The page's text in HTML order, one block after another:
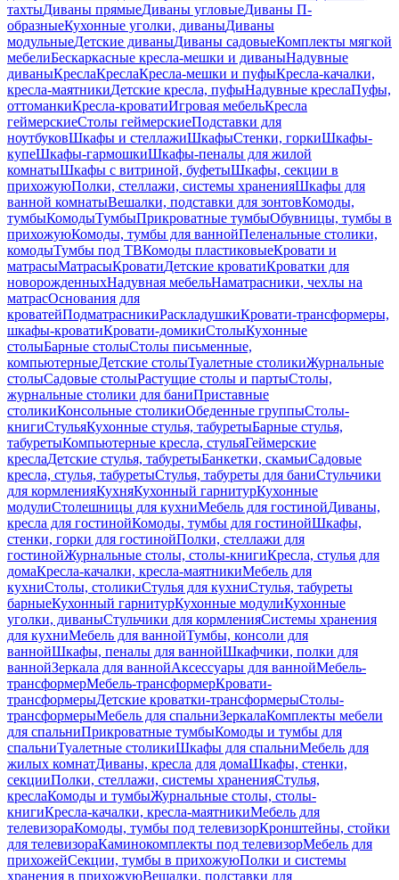
тахтыДиваны прямыеДиваны угловыеДиваны П-
образныеКухонные уголки, диваныДиваны
модульныеДетские диваныДиваны садовыеКомплекты мягкой
мебелиБескаркасные кресла-мешки и диваныНадувные
диваныКреслаКреслаКресла-мешки и пуфыКресла-качалки,
кресла-маятникиДетские кресла, пуфыНадувные креслаПуфы,
оттоманкиКресла-кроватиИгровая мебельКресла
геймерскиеСтолы геймерскиеПодставки для
ноутбуковШкафы и стеллажиШкафыСтенки, горкиШкафы-
купеШкафы-гармошкиШкафы-пеналы для жилой
комнатыШкафы с витриной, буфетыШкафы, секции в
прихожуюПолки, стеллажи, системы храненияШкафы для
ванной комнатыВешалки, подставки для зонтовКомоды,
тумбыКомодыТумбыПрикроватные тумбыОбувницы, тумбы в
прихожуюКомоды, тумбы для ваннойПеленальные столики,
комодыТумбы под ТВКомоды пластиковыеКровати и
матрасыМатрасыКроватиДетские кроватиКроватки для
новорожденныхНадувная мебельНаматрасники, чехлы на
матрасОснования для
кроватейПодматрасникиРаскладушкиКровати-трансформеры,
шкафы-кроватиКровати-домикиСтолыКухонные
столыБарные столыСтолы письменные,
компьютерныеДетские столыТуалетные столикиЖурнальные
столыСадовые столыРастущие столы и партыСтолы,
журнальные столики для баниПриставные
столикиКонсольные столикиОбеденные группыСтолы-
книгиСтульяКухонные стулья, табуретыБарные стулья,
табуретыКомпьютерные кресла, стульяГеймерские
креслаДетские стулья, табуретыБанкетки, скамьиСадовые
кресла, стулья, табуретыСтулья, табуреты для баниСтульчики
для кормленияКухняКухонный гарнитурКухонные
модулиСтолешницы для кухниМебель для гостинойДиваны,
кресла для гостинойКомоды, тумбы для гостинойШкафы,
стенки, горки для гостинойПолки, стеллажи для
гостинойЖурнальные столы, столы-книгиКресла, стулья для
домаКресла-качалки, кресла-маятникиМебель для
кухниСтолы, столикиСтулья для кухниСтулья, табуреты
барныеКухонный гарнитурКухонные модулиКухонные
уголки, диваныСтульчики для кормленияСистемы хранения
для кухниМебель для ваннойТумбы, консоли для
ваннойШкафы, пеналы для ваннойШкафчики, полки для
ваннойЗеркала для ваннойАксессуары для ваннойМебель-
трансформерМебель-трансформерКровати-
трансформерыДетские кроватки-трансформерыСтолы-
трансформерыМебель для спальниЗеркалаКомплекты мебели
для спальниПрикроватные тумбыКомоды и тумбы для
спальниТуалетные столикиШкафы для спальниМебель для
жилых комнатДиваны, кресла для домаШкафы, стенки,
секцииПолки, стеллажи, системы храненияСтулья,
креслаКомоды и тумбыЖурнальные столы, столы-
книгиКресла-качалки, кресла-маятникиМебель для
телевизораКомоды, тумбы под телевизорКронштейны, стойки
для телевизораКаминокомплекты под телевизорМебель для
прихожейСекции, тумбы в прихожуюПолки и системы
хранения в прихожуюВешалки, подставки для